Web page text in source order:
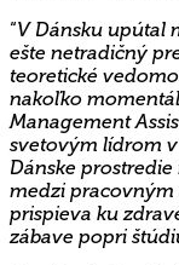
“V Dánsku upútal
ešte netradičný
teoretické
nakoľko
Management
svetovým lídrom
Dánske
medzi pracovným
prispieva ku
zábave popri